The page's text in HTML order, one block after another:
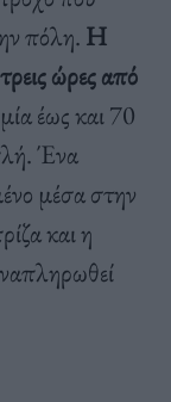
πόλη.Η
ώρες από
έως και 70
Ένα
μέσα στην
και η